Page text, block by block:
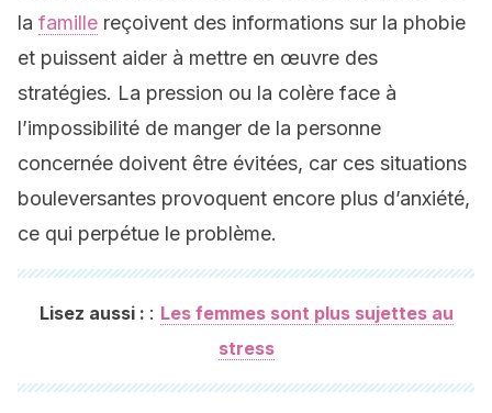
la famille reçoivent des informations sur la phobie
et puissent aider à mettre en œuvre des
stratégies. La pression ou la colère face à
l’impossibilité de manger de la personne
concernée doivent être évitées, car ces situations
bouleversantes provoquent encore plus d’anxiété,
ce qui perpétue le problème.
Lisez aussi : : Les femmes sont plus sujettes au
stress